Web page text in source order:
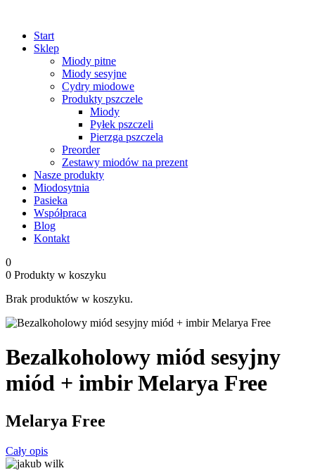
Start
Sklep
Miody pitne
Miody sesyjne
Cydry miodowe
Produkty pszczele
Miody
Pyłek pszczeli
Pierzga pszczela
Preorder
Zestawy miodów na prezent
Nasze produkty
Miodosytnia
Pasieka
Współpraca
Blog
Kontakt
0
0 Produkty w koszyku
Brak produktów w koszyku.
Bezalkoholowy miód sesyjny
miód + imbir Melarya Free
Melarya Free
Cały opis